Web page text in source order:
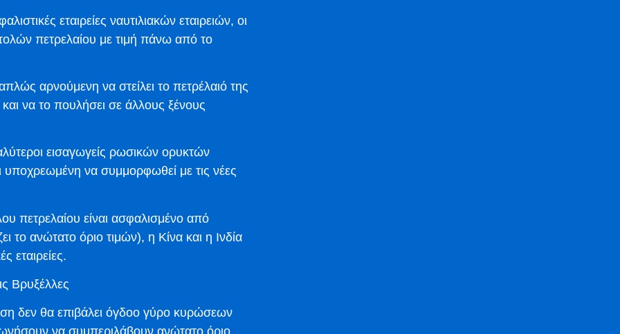
εταιρείες ναυτιλιακών εταιρειών, οι
πετρελαίου με τιμή πάνω από το
αρνούμενη να στείλει το πετρέλαιό της
να το πουλήσει σε άλλους ξένους
εισαγωγείς ρωσικών ορυκτών
υποχρεωμένη να συμμορφωθεί με τις νέες
πετρελαίου είναι ασφαλισμένο από
το ανώτατο όριο τιμών), η Κίνα και η Ινδία
εταιρείες.
Βρυξέλλες
δεν θα επιβάλει όγδοο γύρο κυρώσεων